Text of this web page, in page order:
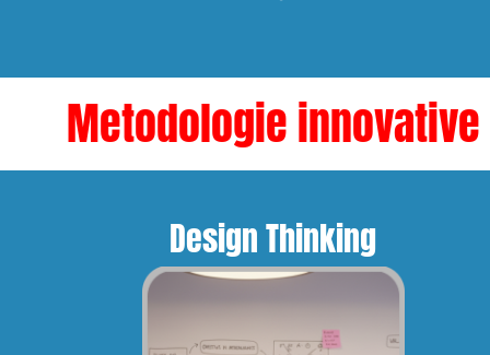
Metodologie innovative
Design Thinking